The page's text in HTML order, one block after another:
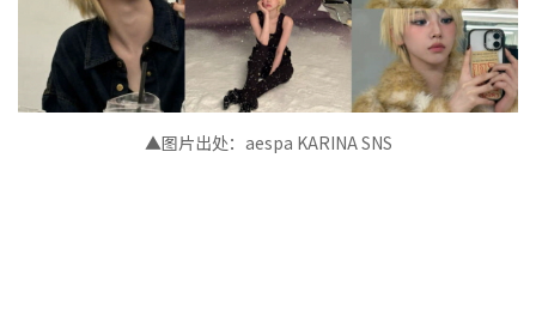
▲图片出处： aespa KARINASNS